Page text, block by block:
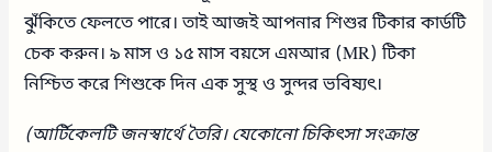
ঝুঁকিতে ফেলতে পারে। তাই আজই আপনার শিশুর টিকার কার্ডটি
চেক করুন। ৯ মাস ও ১৫ মাস বয়সে এমআর (MR) টিকা
নিশ্চিত করে শিশুকে দিন এক সুস্থ ও সুন্দর ভবিষ্যৎ।
(আর্টিকেলটি জনস্বার্থে তৈরি। যেকোনো চিকিৎসা সংক্রান্ত